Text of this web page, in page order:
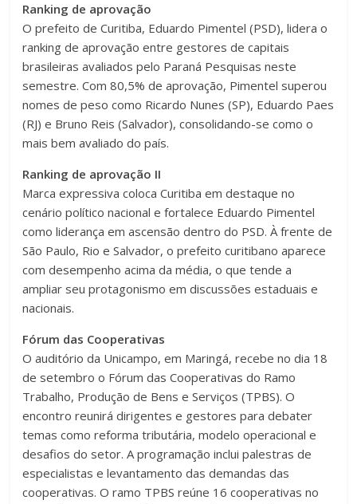
Ranking de aprovação
O prefeito de Curitiba, Eduardo Pimentel (PSD), lidera o
ranking de aprovação entre gestores de capitais
brasileiras avaliados pelo Paraná Pesquisas neste
semestre. Com 80,5% de aprovação, Pimentel superou
nomes de peso como Ricardo Nunes (SP), Eduardo Paes
(RJ) e Bruno Reis (Salvador), consolidando-se como o
mais bem avaliado do país.
Ranking de aprovação II
Marca expressiva coloca Curitiba em destaque no
cenário político nacional e fortalece Eduardo Pimentel
como liderança em ascensão dentro do PSD. À frente de
São Paulo, Rio e Salvador, o prefeito curitibano aparece
com desempenho acima da média, o que tende a
ampliar seu protagonismo em discussões estaduais e
nacionais.
Fórum das Cooperativas
O auditório da Unicampo, em Maringá, recebe no dia 18
de setembro o Fórum das Cooperativas do Ramo
Trabalho, Produção de Bens e Serviços (TPBS). O
encontro reunirá dirigentes e gestores para debater
temas como reforma tributária, modelo operacional e
desafios do setor. A programação inclui palestras de
especialistas e levantamento das demandas das
cooperativas. O ramo TPBS reúne 16 cooperativas no